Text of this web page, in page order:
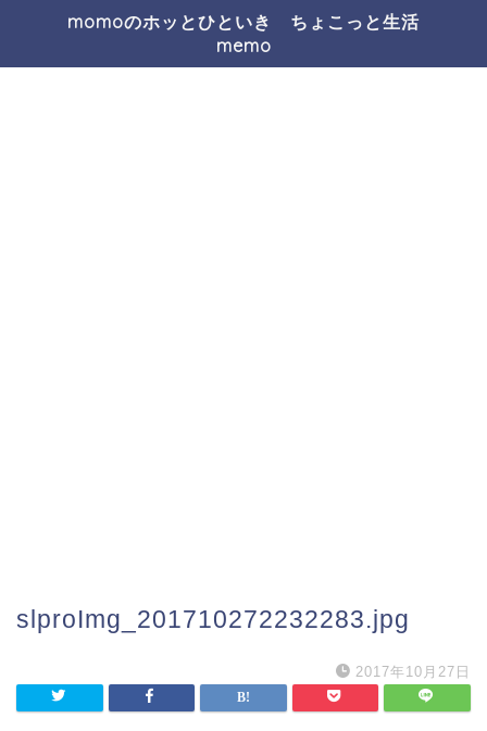
momoのホッとひといき ちょこっと生活
memo
slproImg_201710272232283.jpg
2017年10月27日